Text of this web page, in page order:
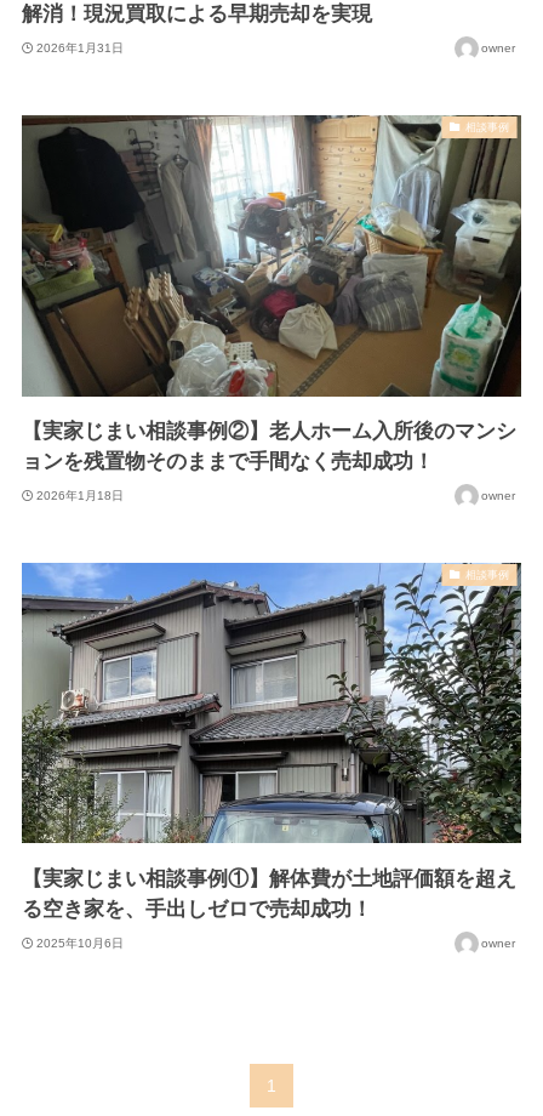
解消！現況買取による早期売却を実現
2026年1月31日 owner
相談事例
【実家じまい相談事例②】老人ホーム入所後のマンシ
ョンを残置物そのままで手間なく売却成功！
2026年1月18日 owner
相談事例
【実家じまい相談事例①】解体費が土地評価額を超え
る空き家を、手出しゼロで売却成功！
2025年10月6日 owner
1